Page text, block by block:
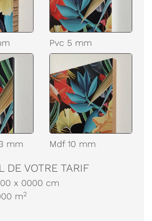
Pvc 5 mm
mm Mdf 10 mm
DE VOTRE TARIF
x 0000 cm
m2